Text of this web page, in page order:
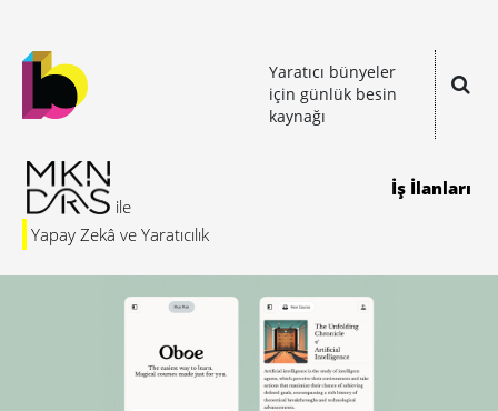
Yaratıcı bünyeler
için günlük besin
kaynağı
Yapay Zekâ ve Yaratıcılık
İş İlanları